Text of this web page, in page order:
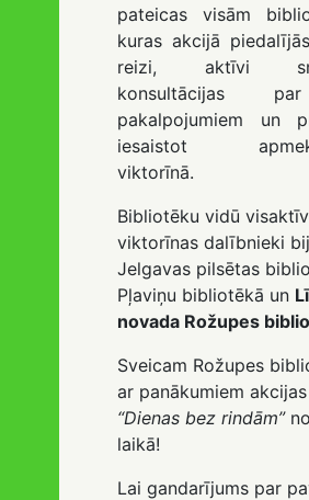
pateicas visām
kuras akcijā
reizi, aktīvi
konsultācijas
pakalpojumiem un
iesaistot
viktorīnā.
Bibliotēku vidū
viktorīnas dalībnieki
Jelgavas pilsētas
Pļaviņu bibliotēkā un
novada Rožupes
Sveicam Rožupes
ar panākumiem akcijas
“Dienas bez rindām”
laikā!
Lai gandarījums par